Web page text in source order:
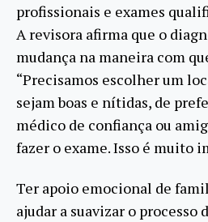
profissionais e exames
A revisora afirma que o
mudança na maneira com
“Precisamos escolher um
sejam boas e nítidas, de
médico de confiança ou
fazer o exame. Isso é muito
Ter apoio emocional de
ajudar a suavizar o processo